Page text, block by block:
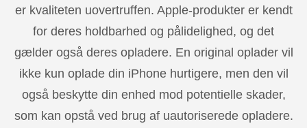
er kvaliteten uovertruffen. Apple-produkter er kendt
for deres holdbarhed og pålidelighed, og det
gælder også deres opladere. En original oplader vil
ikke kun oplade din iPhone hurtigere, men den vil
også beskytte din enhed mod potentielle skader,
som kan opstå ved brug af uautoriserede opladere.